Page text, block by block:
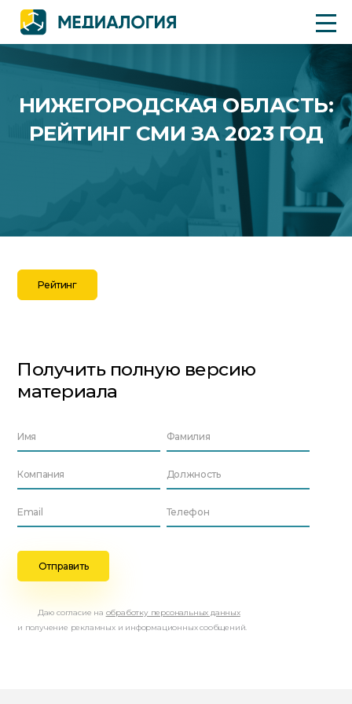
НИЖЕГОРОДСКАЯ ОБЛАСТЬ:
РЕЙТИНГ СМИ ЗА 2023 ГОД
Рейтинг
Получить полную версию
материала
Даю согласие на обработку персональных данных
и получение рекламных и информационных сообщений.